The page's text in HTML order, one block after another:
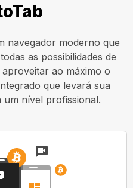
navegador moderno que
as possibilidades de
ao máximo o
que levará sua
um nível profissional.